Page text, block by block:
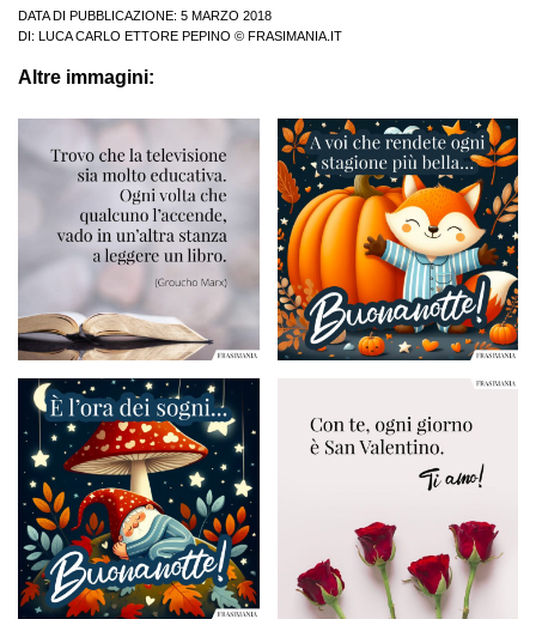
DATA DI PUBBLICAZIONE: 5 MARZO 2018
DI:
LUCA CARLO ETTORE PEPINO © FRASIMANIA.IT
Altre immagini: